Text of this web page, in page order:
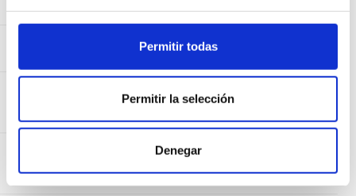
Permitir todas
Permitir la selección
Denegar
(OESTE) – ENLACE GUNTÍN (NORTE)”
U.T.E. ALVEDRO AEROPUERTO
“URBANIZACIÓN, ACCESOS E SERVICIOS EXTERIORES DO
PARQUE DE ACTIVIDADES ECONÓMICAS DE ARTEIXO (ACTECA)”
PARQUE DE ACTIVIDADES ECONÓMICAS DE ARTEIXO (ACTECA)”